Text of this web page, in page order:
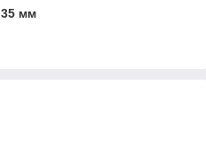
35 мм